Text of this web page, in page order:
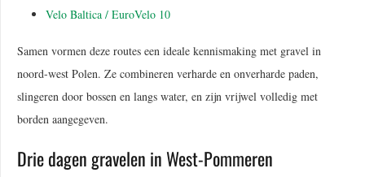
Velo Baltica / EuroVelo 10
Samen vormen deze routes een ideale kennismaking met gravel in
noord-west Polen. Ze combineren verharde en onverharde paden,
slingeren door bossen en langs water, en zijn vrijwel volledig met
borden aangegeven.
Drie dagen gravelen in West-Pommeren